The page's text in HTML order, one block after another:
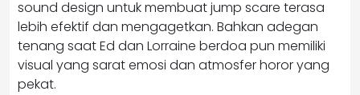
sound design untuk membuat jump scare terasa
lebih efektif dan mengagetkan. Bahkan adegan
tenang saat Ed dan Lorraine berdoa pun memiliki
visual yang sarat emosi dan atmosfer horor yang
pekat.